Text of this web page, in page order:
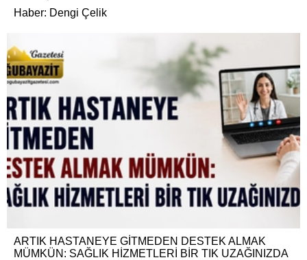
Haber: Dengi Çelik
ARTIK HASTANEYE GİTMEDEN DESTEK ALMAK
MÜMKÜN: SAĞLIK HİZMETLERİ BİR TIK UZAĞINIZDA